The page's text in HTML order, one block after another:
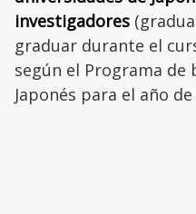
investigadores
graduar durante el
según el Programa de
Japonés para el año